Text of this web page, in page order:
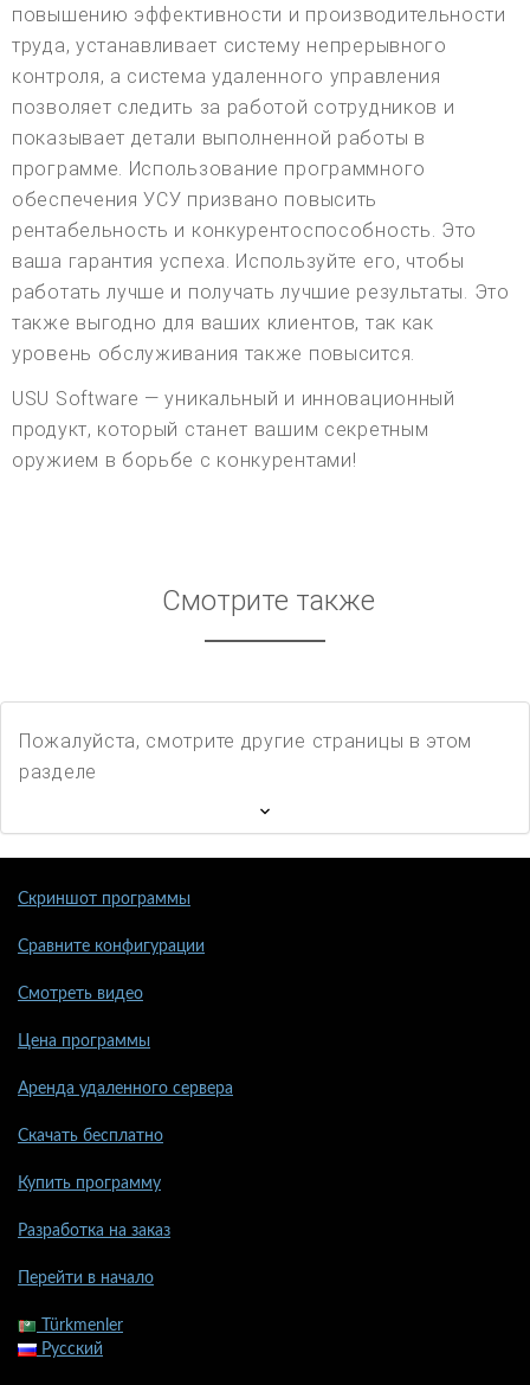
повышению эффективности и производительности
труда, устанавливает систему непрерывного
контроля, а система удаленного управления
позволяет следить за работой сотрудников и
показывает детали выполненной работы в
программе. Использование программного
обеспечения УСУ призвано повысить
рентабельность и конкурентоспособность. Это
ваша гарантия успеха. Используйте его, чтобы
работать лучше и получать лучшие результаты. Это
также выгодно для ваших клиентов, так как
уровень обслуживания также повысится.
USU Software — уникальный и инновационный
продукт, который станет вашим секретным
оружием в борьбе с конкурентами!
Смотрите также
Пожалуйста, смотрите другие страницы в этом
разделе
Скриншот программы
Сравните конфигурации
Смотреть видео
Цена программы
Аренда удаленного сервера
Скачать бесплатно
Купить программу
Разработка на заказ
Перейти в начало
Türkmenler
Русский